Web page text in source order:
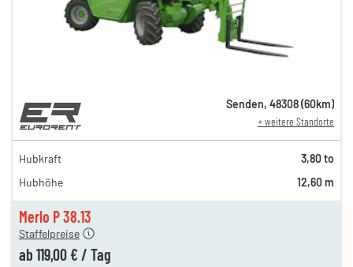
Merlo P 38.13
219,00 €
189,00 €
179,00 €
149,00 €
Staffelpreise
ab 119,00 € / Tag
Senden, 48308(60km)
+ weitere Standorte
Hubkraft
3,80 to
Hubhöhe
12,60 m